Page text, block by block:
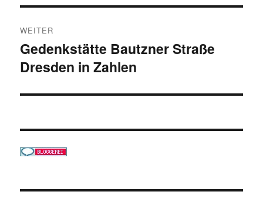
WEITER
Nächster
Beitrag:
Gedenkstätte Bautzner Straße
Dresden in Zahlen